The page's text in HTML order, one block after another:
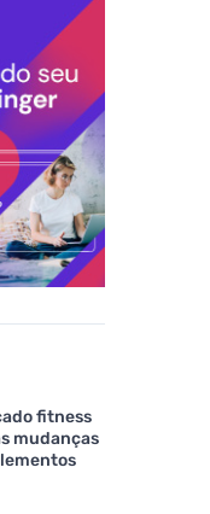
fitness
mudanças